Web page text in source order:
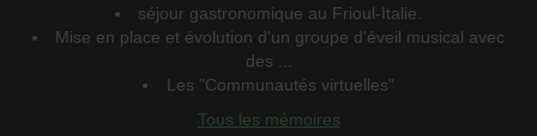
séjour gastronomique au Frioul-Italie.
Mise en place et évolution d'un groupe d'éveil musical avec
des ...
Les "Communautés virtuelles"
Tous les mémoires